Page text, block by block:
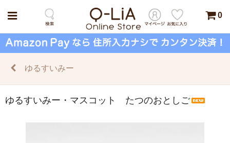
0
ゆるすいみー
ゆるすいみー・マスコット たつのおとしご